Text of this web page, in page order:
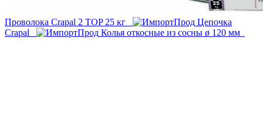
Проволока Crapal 2 TOP 25 кг
Цепочка
Crapal
Колья откосные из сосны ø 120 мм